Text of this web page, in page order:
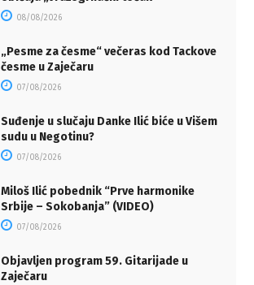
08/08/2026
„Pesme za česme“ večeras kod Tackove
česme u Zaječaru
07/08/2026
Suđenje u slučaju Danke Ilić biće u Višem
sudu u Negotinu?
07/08/2026
Miloš Ilić pobednik “Prve harmonike
Srbije – Sokobanja” (VIDEO)
07/08/2026
Objavljen program 59. Gitarijade u
Zaječaru